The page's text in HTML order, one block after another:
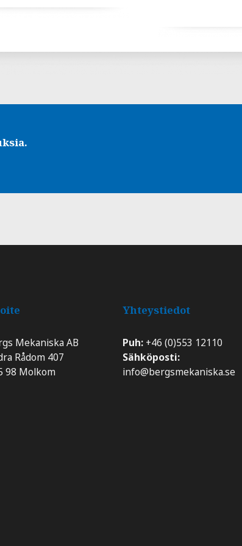
Mekaniska AB
Rådom 407
98 Molkom
Yhteystiedot
Puh: +46 (0)553 12110
Sähköposti:
info@bergsmekaniska.se